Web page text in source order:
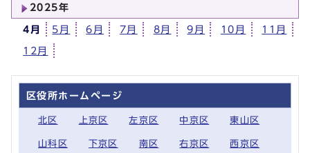
2025年
4月 5月 6月 7月 8月 9月 10月 11月
12月
区役所ホームページ
北区 上京区 左京区 中京区 東山区
山科区 下京区 南区 右京区 西京区